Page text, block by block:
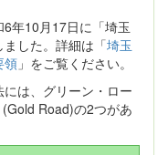
年10月17日に「埼玉
した。詳細は「埼玉
領 」をご覧ください。
は、グリーン・ロー
Road)の2つがあ